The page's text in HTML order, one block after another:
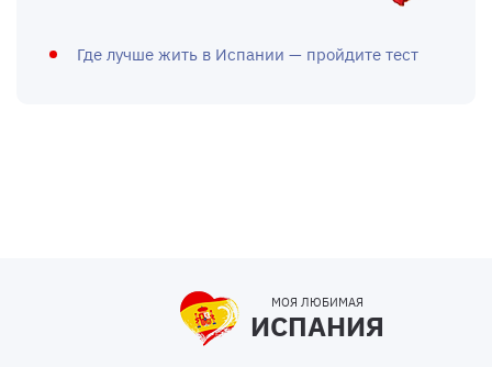
Где лучше жить в Испании — пройдите тест
МОЯ ЛЮБИМАЯ
ИСПАНИЯ